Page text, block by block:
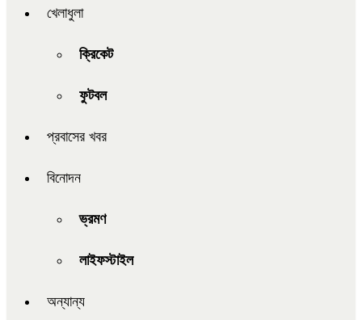
খেলাধুলা
ক্রিকেট
ফুটবল
প্রবাসের খবর
বিনোদন
ভ্রমণ
লাইফস্টাইল
অন্যান্য